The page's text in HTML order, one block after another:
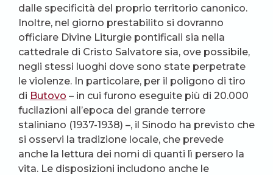
dalle specificità del proprio territorio canonico.
Inoltre, nel giorno prestabilito si dovranno
officiare Divine Liturgie pontificali sia nella
cattedrale di Cristo Salvatore sia, ove possibile,
negli stessi luoghi dove sono state perpetrate
le violenze. In particolare, per il poligono di tiro
di Butovo – in cui furono eseguite più di 20.000
fucilazioni all’epoca del grande terrore
staliniano (1937-1938) –, il Sinodo ha previsto che
si osservi la tradizione locale, che prevede
anche la lettura dei nomi di quanti lì persero la
vita. Le disposizioni includono anche le